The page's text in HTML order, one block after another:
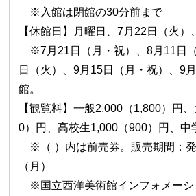
※入館は閉館の30分前まで
【休館日】月曜日、7月22日（火）
※7月21日（月・祝）、8月11日
日（火）、9月15日（月・祝）、9
館。
【観覧料】一般2,000（1,800）円
0）円、高校生1,000（900）円、中
※（ ）内は前売券。販売期間：発
（月）
※国立西洋美術館インフォメーシ